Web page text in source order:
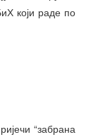
који раде по
“забрана